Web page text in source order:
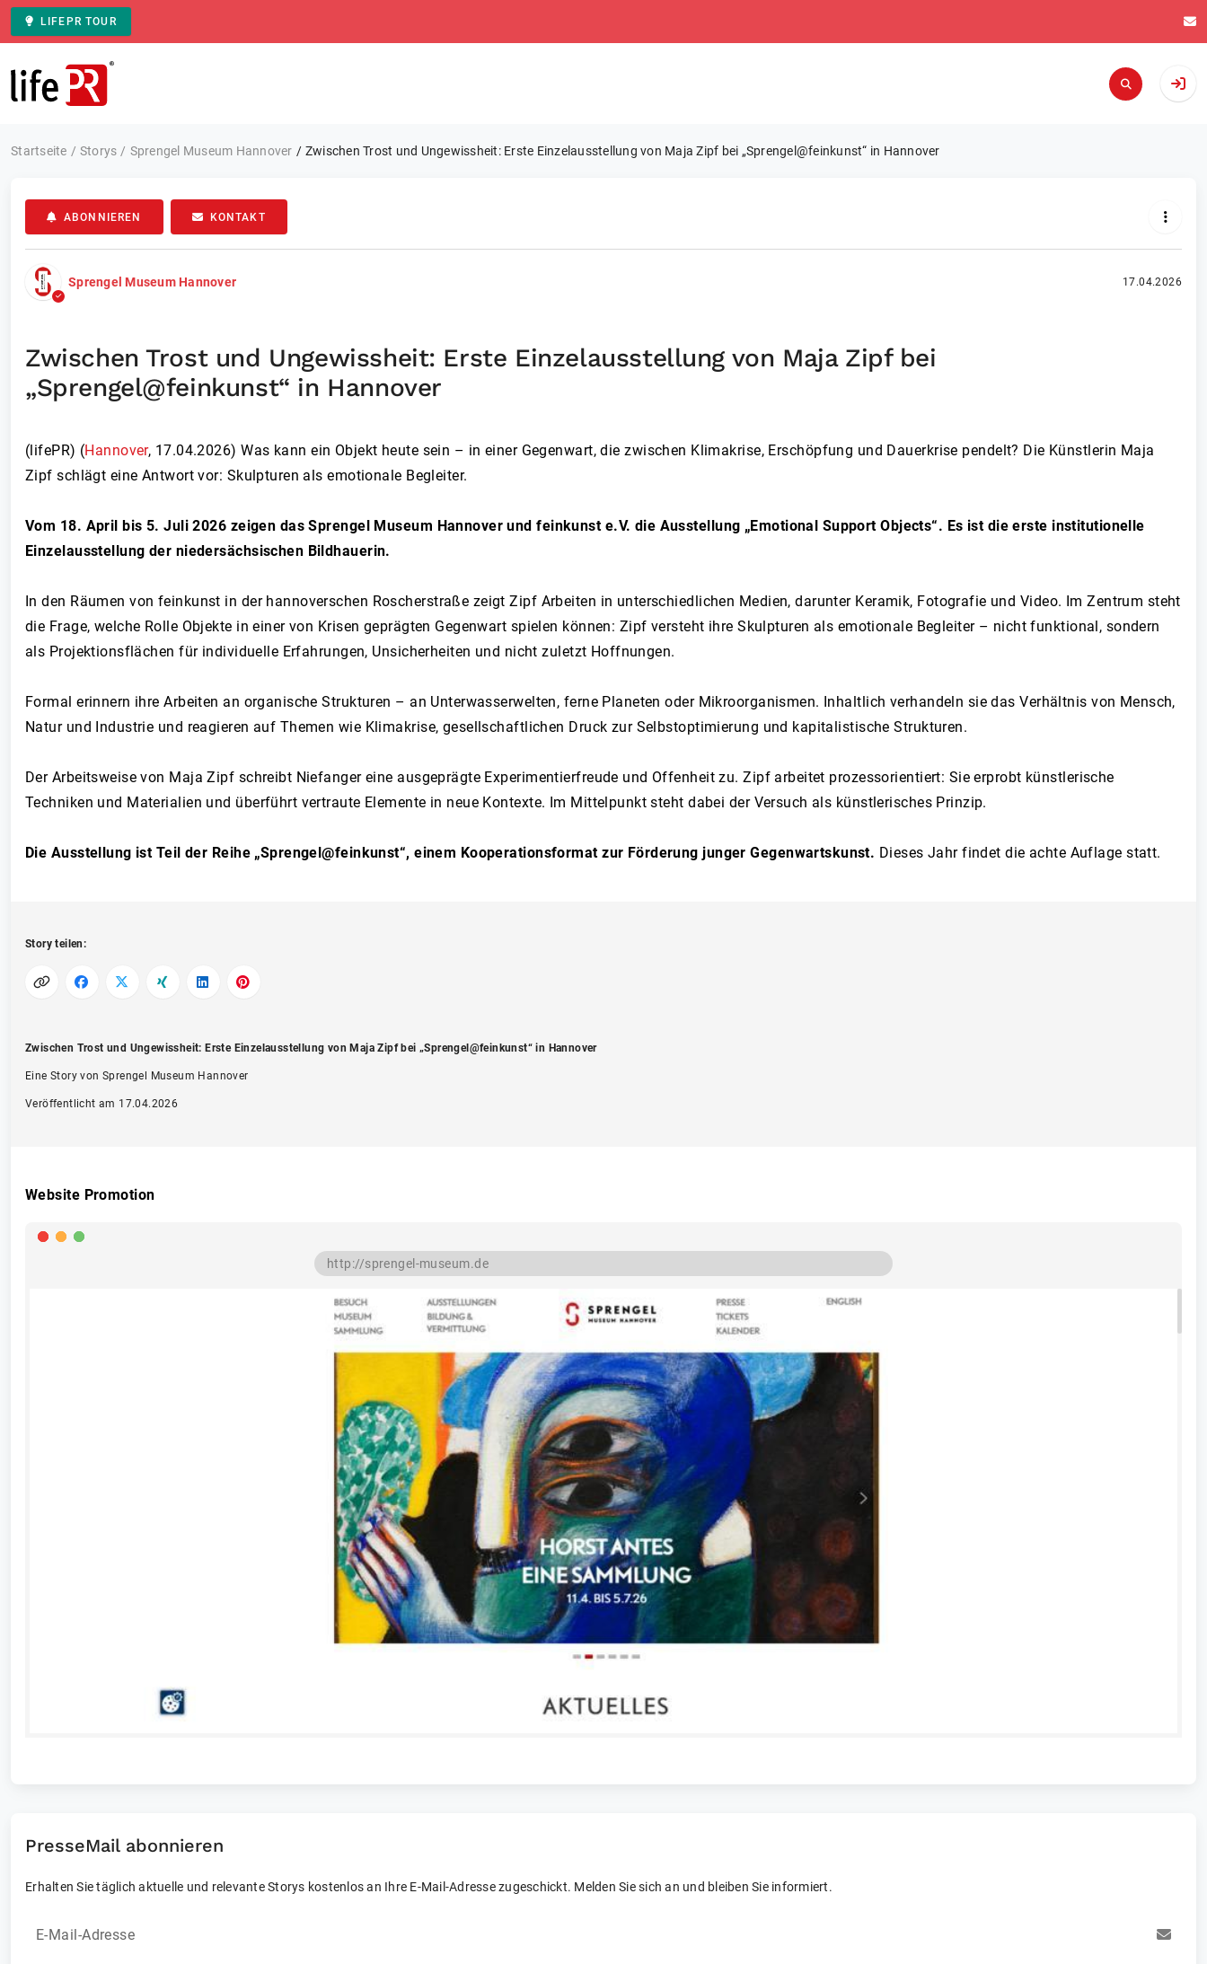
LIFEPR TOUR
Zur Startseite
Startseite Storys Sprengel Museum Hannover Zwischen Trost und Ungewissheit: Erste Einzelausstellung von Maja Zipf bei „Sprengel@feinkunst“ in Hannover
ABONNIEREN KONTAKT
Sprengel Museum Hannover 17.04.2026
Zwischen Trost und Ungewissheit: Erste Einzelausstellung von Maja Zipf bei
„Sprengel@feinkunst“ in Hannover
(lifePR) (Hannover, 17.04.2026)Was kann ein Objekt heute sein – in einer Gegenwart, die zwischen Klimakrise, Erschöpfung und Dauerkrise pendelt? Die Künstlerin Maja
Zipf schlägt eine Antwort vor: Skulpturen als emotionale Begleiter.
Vom 18. April bis 5. Juli 2026 zeigen das Sprengel Museum Hannover und feinkunst e.V. die Ausstellung „Emotional Support Objects“. Es ist die erste institutionelle
Einzelausstellung der niedersächsischen Bildhauerin.
In den Räumen von feinkunst in der hannoverschen Roscherstraße zeigt Zipf Arbeiten in unterschiedlichen Medien, darunter Keramik, Fotografie und Video. Im Zentrum steht
die Frage, welche Rolle Objekte in einer von Krisen geprägten Gegenwart spielen können: Zipf versteht ihre Skulpturen als emotionale Begleiter – nicht funktional, sondern
als Projektionsflächen für individuelle Erfahrungen, Unsicherheiten und nicht zuletzt Hoffnungen.
Formal erinnern ihre Arbeiten an organische Strukturen – an Unterwasserwelten, ferne Planeten oder Mikroorganismen. Inhaltlich verhandeln sie das Verhältnis von Mensch,
Natur und Industrie und reagieren auf Themen wie Klimakrise, gesellschaftlichen Druck zur Selbstoptimierung und kapitalistische Strukturen.
Der Arbeitsweise von Maja Zipf schreibt Niefanger eine ausgeprägte Experimentierfreude und Offenheit zu. Zipf arbeitet prozessorientiert: Sie erprobt künstlerische
Techniken und Materialien und überführt vertraute Elemente in neue Kontexte. Im Mittelpunkt steht dabei der Versuch als künstlerisches Prinzip.
Die Ausstellung ist Teil der Reihe „Sprengel@feinkunst“, einem Kooperationsformat zur Förderung junger Gegenwartskunst. Dieses Jahr findet die achte Auflage statt.
Story teilen:
Zwischen Trost und Ungewissheit: Erste Einzelausstellung von Maja Zipf bei „Sprengel@feinkunst“ in Hannover
Eine Story von Sprengel Museum Hannover
Veröffentlicht am 17.04.2026
Website Promotion
PresseMail abonnieren
Erhalten Sie täglich aktuelle und relevante Storys kostenlos an Ihre E-Mail-Adresse zugeschickt. Melden Sie sich an und bleiben Sie informiert.
E-Mail-Adresse